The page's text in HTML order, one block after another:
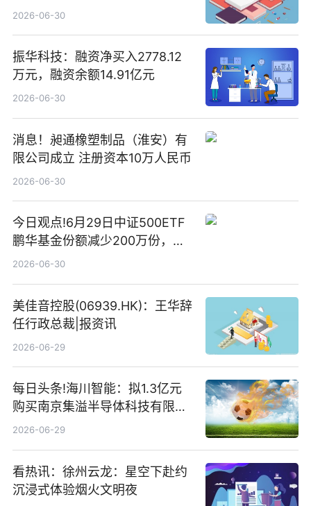
2026-06-30
振华科技：融资净买入2778.12
万元，融资余额14.91亿元
2026-06-30
消息！昶通橡塑制品（淮安）有
限公司成立 注册资本10万人民币
2026-06-30
今日观点!6月29日中证500ETF
鹏华基金份额减少200万份，重
仓股亨通光电、赤峰黄金、佰维
2026-06-30
美佳音控股(06939.HK)：王华辞
任行政总裁|报资讯
2026-06-29
每日头条!海川智能：拟1.3亿元
购买南京集溢半导体科技有限公
司15.3%股权
2026-06-29
看热讯：徐州云龙：星空下赴约
沉浸式体验烟火文明夜